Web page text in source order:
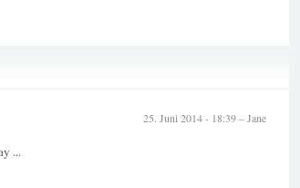
25. Juni 2014 - 18:39 – Jane
...